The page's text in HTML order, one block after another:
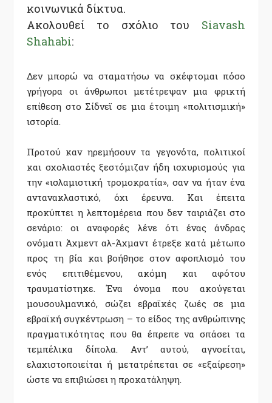
κοινωνικά δίκτυα.
Ακολουθεί το σχόλιο του Siavash
Shahabi:
Δεν μπορώ να σταματήσω να σκέφτομαι πόσο
γρήγορα οι άνθρωποι μετέτρεψαν μια φρικτή
επίθεση στο Σίδνεϊ σε μια έτοιμη «πολιτισμική»
ιστορία.
Προτού καν ηρεμήσουν τα γεγονότα, πολιτικοί
και σχολιαστές ξεστόμιζαν ήδη ισχυρισμούς για
την «ισλαμιστική τρομοκρατία», σαν να ήταν ένα
αντανακλαστικό, όχι έρευνα. Και έπειτα
προκύπτει η λεπτομέρεια που δεν ταιριάζει στο
σενάριο: οι αναφορές λένε ότι ένας άνδρας
ονόματι Άχμεντ αλ-Άχμαντ έτρεξε κατά μέτωπο
προς τη βία και βοήθησε στον αφοπλισμό του
ενός επιτιθέμενου, ακόμη και αφότου
τραυματίστηκε. Ένα όνομα που ακούγεται
μουσουλμανικό, σώζει εβραϊκές ζωές σε μια
εβραϊκή συγκέντρωση – το είδος της ανθρώπινης
πραγματικότητας που θα έπρεπε να σπάσει τα
τεμπέλικα δίπολα. Αντ’ αυτού, αγνοείται,
ελαχιστοποιείται ή μετατρέπεται σε «εξαίρεση»
ώστε να επιβιώσει η προκατάληψη.